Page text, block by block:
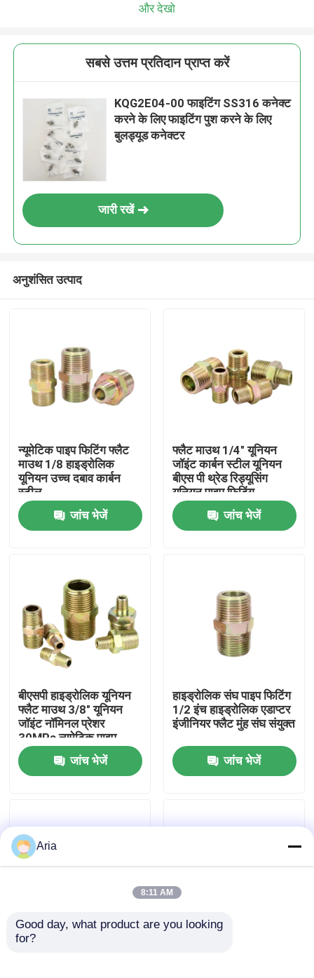
उत्पाद
वीडियो
हमारे बारे में
कारखाने का दौरा
हमसे संपर्क करें
उद्धरण मांगें
और देखो
सबसे उत्तम प्रतिदान प्राप्त करें
KQG2E04-00 फाइटिंग SS316 कनेक्ट
करने के लिए फाइटिंग पुश करने के लिए
बुलड्यूड कनेक्टर
जारी रखें
अनुशंसित उत्पाद
न्यूमेटिक पाइप फिटिंग फ्लैट
माउथ 1/8 हाइड्रोलिक
यूनियन उच्च दबाव कार्बन
स्टील
जांच भेजें
फ्लैट माउथ 1/4" यूनियन
जॉइंट कार्बन स्टील यूनियन
बीएस पी थ्रेड रिड्यूसिंग
यूनियन पाइप फिटिंग
जांच भेजें
बीएसपी हाइड्रोलिक यूनियन
फ्लैट माउथ 3/8" यूनियन
जॉइंट नॉमिनल प्रेशर
30MPa न्यूमेटिक पाइप
फिटिंग्स
जांच भेजें
हाइड्रोलिक संघ पाइप फिटिंग
1/2 इंच हाइड्रोलिक एडाप्टर
इंजीनियर फ्लैट मुंह संघ संयुक्त
जांच भेजें
3/4 इंच बीएसप थ्रेड स्टैंडर्ड
Aria
8:11 AM
Good day, what product are you looking
for?